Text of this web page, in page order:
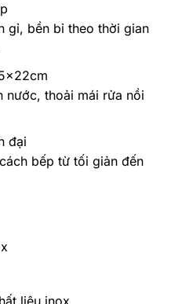
gỉ, bền bỉ theo thời gian
nước, thoải mái rửa nồi
đại
bếp từ tối giản đến